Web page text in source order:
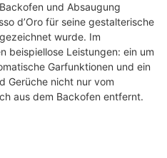
und Absaugung
d’Oro für seine gestalterische
wurde. Im
beispiellose Leistungen: ein um
Garfunktionen und ein
Gerüche nicht nur vom
aus dem Backofen entfernt.